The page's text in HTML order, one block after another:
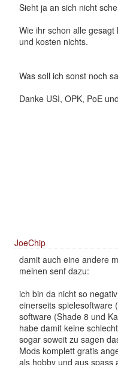
Sieht ja an sich nicht
Wie ihr schon alle
und kosten nichts.
Was soll ich sonst noch
Danke USI, OPK, PoE
JoeChip
damit auch eine andere
meinen senf dazu:
ich bin da nicht so
einerseits spielesoftware
software (Shade 8 und
habe damit keine
sogar soweit zu sagen
Mods komplett gratis
als hobby und aus spass